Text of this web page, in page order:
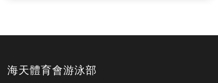
海天體育會游泳部